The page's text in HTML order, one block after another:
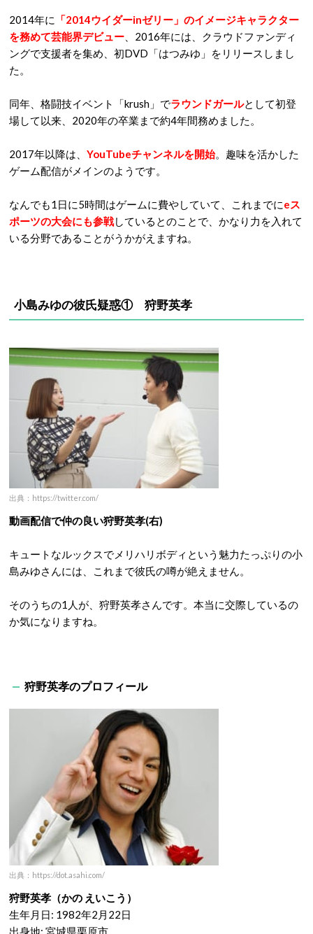
2014年に
「2014ウイダーinゼリー」のイメージキャラクター
を務めて芸能界デビュー 、2016年には、クラウドファンディ
ングで支援者を集め、初DVD「はつみゆ」をリリースしまし
た。
同年、格闘技イベント「krush」でラウンドガールとして初登
場して以来、2020年の卒業まで約4年間務めました。
2017年以降は、 YouTubeチャンネルを開始。趣味を活かした
ゲーム配信がメインのようです。
なんでも1日に5時間はゲームに費やしていて、これまでにeス
ポーツの大会にも参戦しているとのことで、かなり力を入れて
いる分野であることがうかがえますね。
小島みゆの彼氏疑惑① 狩野英孝
出典：https://twitter.com/
動画配信で仲の良い狩野英孝(右)
キュートなルックスでメリハリボディという魅力たっぷりの小
島みゆさんには、これまで彼氏の噂が絶えません。
そのうちの1人が、狩野英孝さんです。本当に交際しているの
か気になりますね。
狩野英孝のプロフィール
出典：https://dot.asahi.com/
狩野英孝（かの えいこう）
生年月日: 1982年2月22日
出身地: 宮城県栗原市